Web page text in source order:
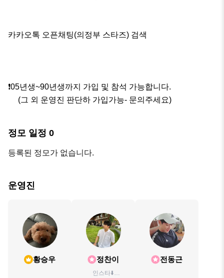
카카오톡 오픈채팅(의정부 스타즈) 검색
❗️05년생~90년생까지 가입 및 참석 가능합니다.
     (그 외 운영진 판단하 가입가능- 문의주세요)
정모 일정 0
등록된 정모가 없습니다.
운영진
황승우 정찬이
인스타⬇️
전동근